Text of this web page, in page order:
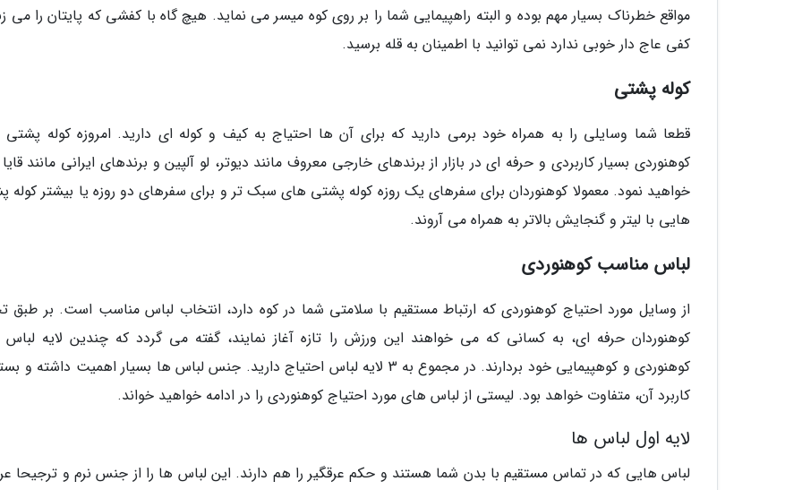
مواقع خطرناک بسیار مهم بوده و البته راهپیمایی شما را بر روی کوه میسر می نماید. هیچ گاه با کفشی که پایتان را می
کفی عاج دار خوبی ندارد نمی توانید با اطمینان به قله برسید.
کوله پشتی
قطعا شما وسایلی را به همراه خود برمی دارید که برای آن ها احتیاج به کیف و کوله ای دارید. امروزه کوله
کوهنوردی بسیار کاربردی و حرفه ای در بازار از برندهای خارجی معروف مانند دیوتر، لو آلپین و برندهای ایرانی مانند قایا
خواهید نمود. معمولا کوهنوردان برای سفرهای یک روزه کوله پشتی های سبک تر و برای سفرهای دو روزه یا بیشتر کوله
هایی با لیتر و گنجایش بالاتر به همراه می آروند.
لباس مناسب کوهنوردی
از وسایل مورد احتیاج کوهنوردی که ارتباط مستقیم با سلامتی شما در کوه دارد، انتخاب لباس مناسب است. بر طبق
کوهنوردان حرفه ای، به کسانی که می خواهند این ورزش را تازه آغاز نمایند، گفته می گردد که چندین لایه لباس
کوهنوردی و کوهپیمایی خود بردارند. در مجموع به 3 لایه لباس احتیاج دارید. جنس لباس ها بسیار اهمیت داشته و
کاربرد آن، متفاوت خواهد بود. لیستی از لباس های مورد احتیاج کوهنوردی را در ادامه خواهید خواند.
لایه اول لباس ها
لباس هایی که در تماس مستقیم با بدن شما هستند و حکم عرقگیر را هم دارند. این لباس ها را از جنس نرم و ترجیحا